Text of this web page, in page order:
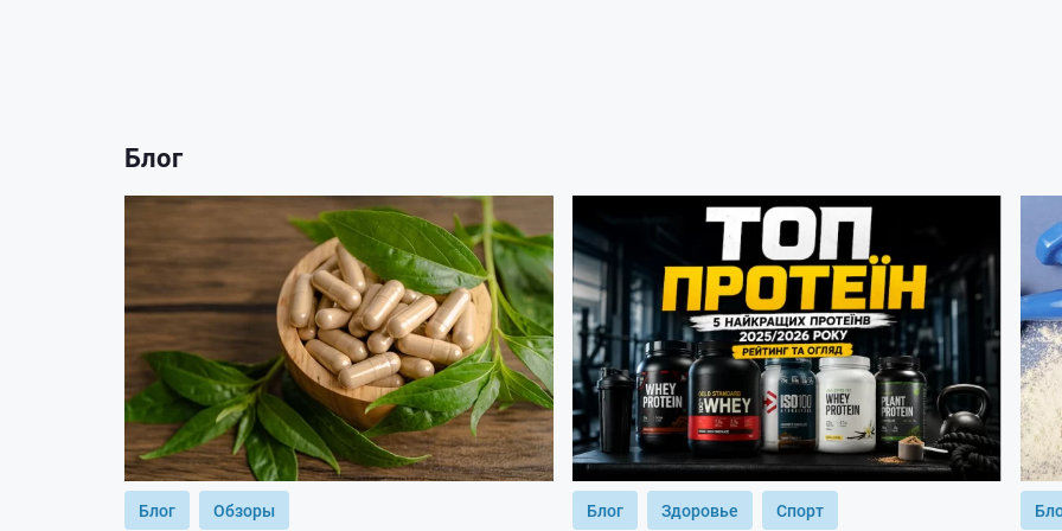
Блог
Блог Обзоры Блог Здоровье Спорт